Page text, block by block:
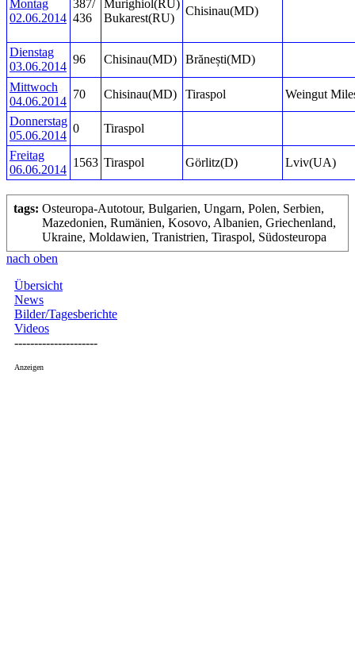
Montag
02.06.2014
387/
436
Murighiol(RU)
Bukarest(RU)
Chisinau(MD)
Dienstag
03.06.2014
96 Chisinau(MD) Brănești(MD)
Mittwoch
04.06.2014
70 Chisinau(MD) Tiraspol
Weingut
Donnerstag
05.06.2014
0
Tiraspol
Freitag
06.06.2014
1563 Tiraspol Görlitz(D) Lviv(UA)
tags: Osteuropa-Autotour, Bulgarien, Ungarn, Polen, Serbien,
Mazedonien, Rumänien, Kosovo, Albanien, Griechenland,
Ukraine, Moldawien, Tranistrien, Tiraspol, Südosteuropa
nach oben
Übersicht
News
Bilder/Tagesberichte
Videos
---------------------
Anzeigen